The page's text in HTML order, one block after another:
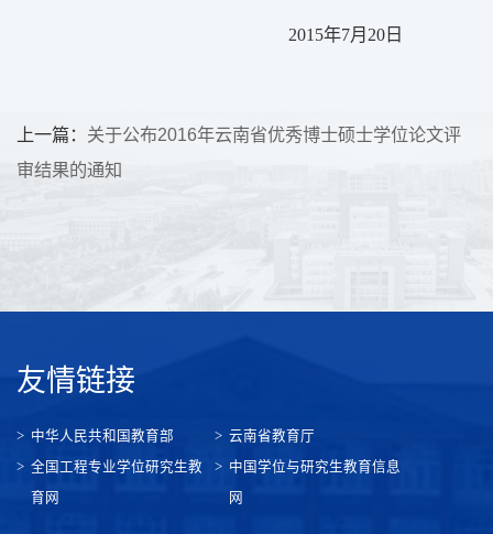
2015年7月20日
上一篇： 关于公布2016年云南省优秀博士硕士学位论文评
审结果的通知
友情链接
中华人民共和国教育部
云南省教育厅
全国工程专业学位研究生教
育网
中国学位与研究生教育信息
网